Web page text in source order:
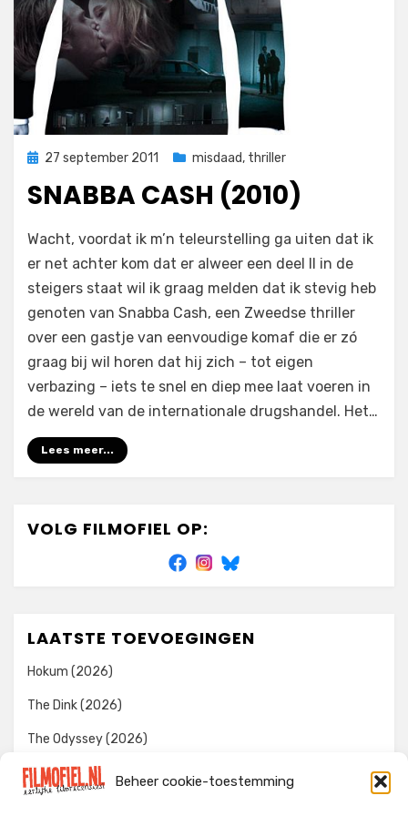
Beheer cookie-toestemming
Geplaatst
27 september 2011 misdaad, thriller
SNABBA CASH (2010)
door Filmofiel.nl
Laat een reactie achter
op
Cash
(2010)
Wacht, voordat ik m’n teleurstelling ga uiten dat ik
er net achter kom dat er alweer een deel II in de
steigers staat wil ik graag melden dat ik stevig heb
genoten van Snabba Cash, een Zweedse thriller
over een gastje van eenvoudige komaf die er zó
graag bij wil horen dat hij zich – tot eigen
verbazing – iets te snel en diep mee laat voeren in
de wereld van de internationale drugshandel. Het…
Lees meer...
VOLG FILMOFIEL OP:
LAATSTE TOEVOEGINGEN
Hokum (2026)
The Dink (2026)
The Odyssey (2026)
Evil Dead Burn (2026)